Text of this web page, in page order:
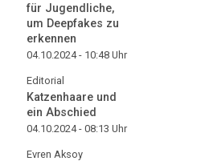
für Jugendliche,
um Deepfakes zu
erkennen
04.10.2024 - 10:48 Uhr
Editorial
Katzenhaare und
ein Abschied
04.10.2024 - 08:13 Uhr
Evren Aksoy